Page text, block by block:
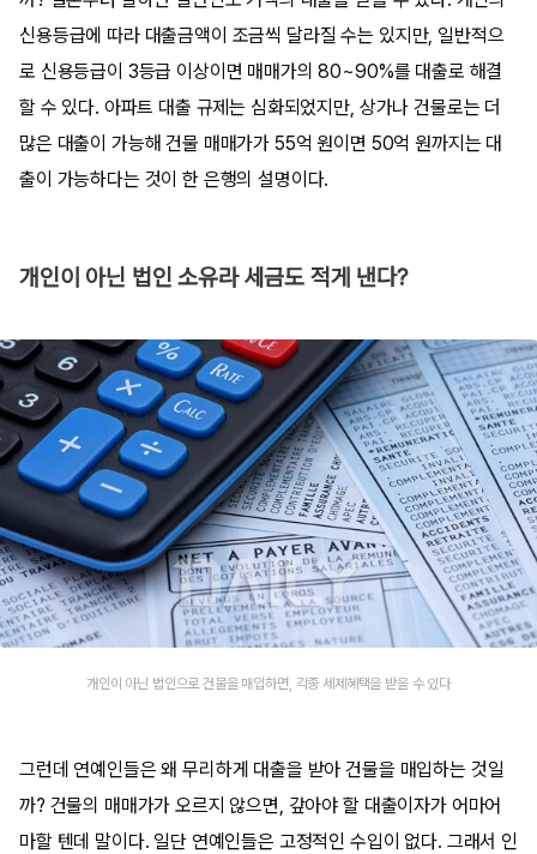
신용등급에 따라 대출금액이 조금씩 달라질 수는 있지만, 일반적으
로 신용등급이 3등급 이상이면 매매가의 80~90%를 대출로 해결
할 수 있다. 아파트 대출 규제는 심화되었지만, 상가나 건물로는 더
많은 대출이 가능해 건물 매매가가 55억 원이면 50억 원까지는 대
출이 가능하다는 것이 한 은행의 설명이다.
개인이 아닌 법인 소유라 세금도 적게 낸다?
개인이 아닌 법인으로 건물을 매입하면, 각종 세제혜택을 받을 수 있다
그런데 연예인들은 왜 무리하게 대출을 받아 건물을 매입하는 것일
까? 건물의 매매가가 오르지 않으면, 갚아야 할 대출이자가 어마어
마할 텐데 말이다. 일단 연예인들은 고정적인 수입이 없다. 그래서 인